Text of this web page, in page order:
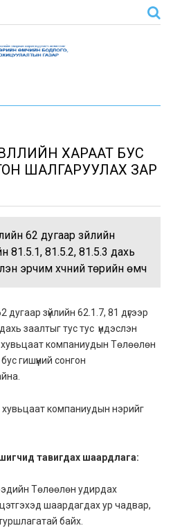
ХАРААТ БУС
ШАЛГАРУУЛАХ ЗАР
62 дугаар зүйлийн
81.5.1, 81.5.2, 81.5.3 дахь
эрчим хүчний төрийн өмч
зүйлийн 62.1.7, 81 дүгээр
заалтыг тус тус үндэслэн
компаниудын Төлөөлөн
гишүүний сонгон
компаниудын нэрийг
тавигдах шаардлага:
Төлөөлөн удирдах
шаардагдах ур чадвар,
байх.